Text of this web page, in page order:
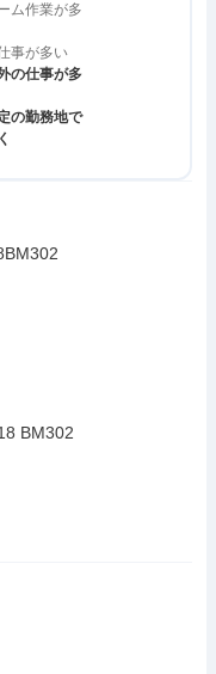
ム作業が多
事が多い
の仕事が多
の勤務地で
BM302